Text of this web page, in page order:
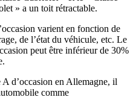
» a un toit rétractable.
varient en fonction de
de l’état du véhicule, etc. Le
peut être inférieur de 30%
d’occasion en Allemagne, il
comme